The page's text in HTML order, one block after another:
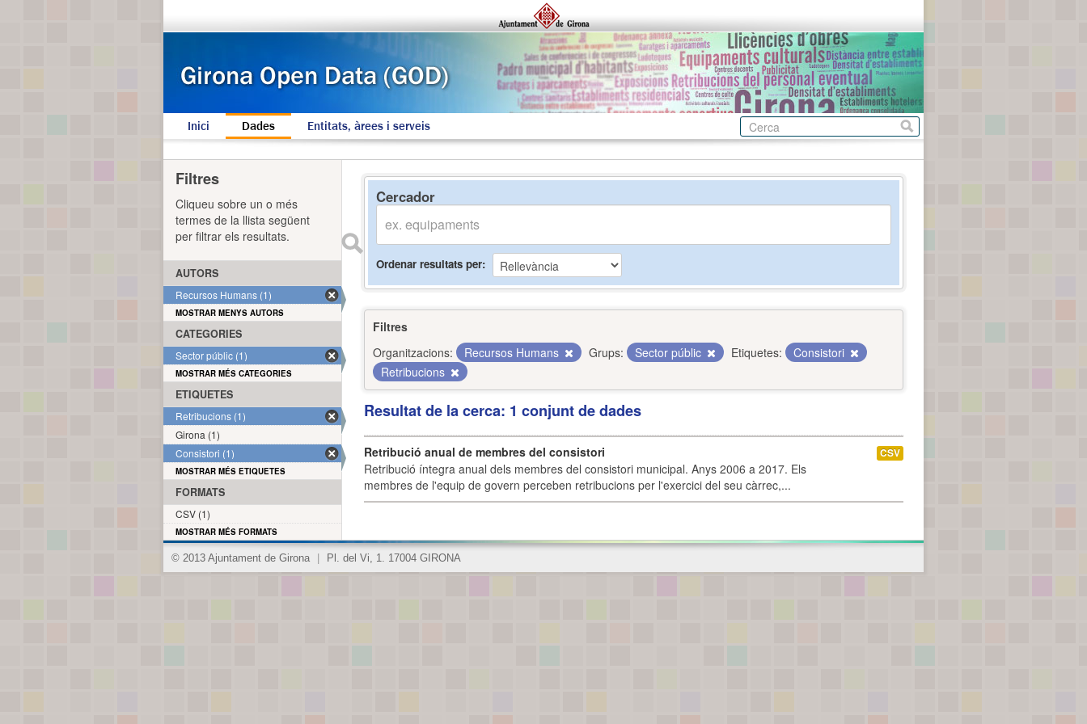
Inici Dades Entitats, àrees i serveis
Cercador
Ordenar resultats per
Filtres
Organitzacions:
Recursos Humans Grups: Sector públic Etiquetes:
Consistori
Retribucions
Resultat de la cerca: 1 conjunt de dades
Retribució anual de membres del consistori
Retribució íntegra anual dels membres del consistori municipal. Anys 2006 a 2017. Els
membres de l'equip de govern perceben retribucions per l'exercici del seu càrrec,...
CSV
Filtres
Cliqueu sobre un o més
termes de la llista següent
per filtrar els resultats.
AUTORS
Recursos Humans (1)
MOSTRAR MENYS AUTORS
CATEGORIES
Sector públic (1)
MOSTRAR MÉS CATEGORIES
ETIQUETES
Retribucions (1)
Girona (1)
Consistori (1)
MOSTRAR MÉS ETIQUETES
FORMATS
CSV (1)
MOSTRAR MÉS FORMATS
© 2013 Ajuntament de Girona Pl. del Vi, 1. 17004 GIRONA